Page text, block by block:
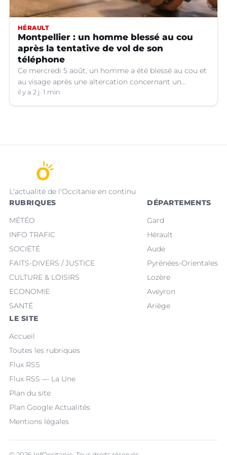
HÉRAULT
Montpellier : un homme blessé au cou
après la tentative de vol de son
téléphone
Ce mercredi 5 août, un homme a été blessé au cou et
au visage après une altercation concernant un
téléphone portable à Montpellier (Hérault).
il y a 2 j 1 min
L'actualité de l'Occitanie en continu
RUBRIQUES
MÉTÉO
INFO TRAFIC
SOCIÉTÉ
FAITS-DIVERS / JUSTICE
CULTURE & LOISIRS
ECONOMIE
SANTÉ
DÉPARTEMENTS
Gard
Hérault
Aude
Pyrénées-Orientales
Lozère
Aveyron
Ariège
LE SITE
Accueil
Toutes les rubriques
Flux RSS
Flux RSS — La Une
Plan du site
Plan Google Actualités
Mentions légales